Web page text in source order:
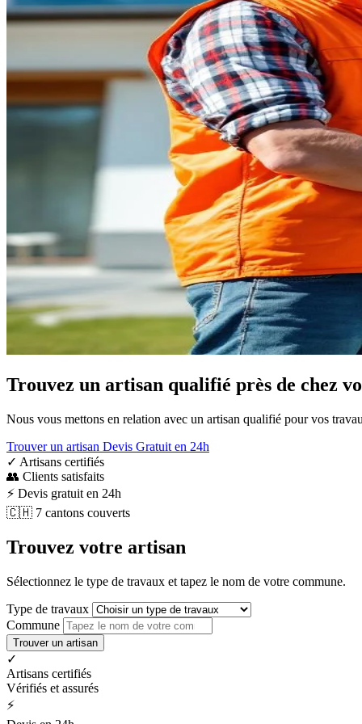
Trouvez un artisan qualifié près de chez
Nous vous mettons en relation avec un artisan qualifié pour vos
Trouver un artisan Devis Gratuit en 24h
✓ Artisans certifiés
👥 Clients satisfaits
⚡ Devis gratuit en 24h
🇨🇭 7 cantons couverts
Trouvez votre artisan
Sélectionnez le type de travaux et tapez le nom de votre commune.
Type de travaux
Commune
Trouver un artisan
✓
Artisans certifiés
Vérifiés et assurés
⚡